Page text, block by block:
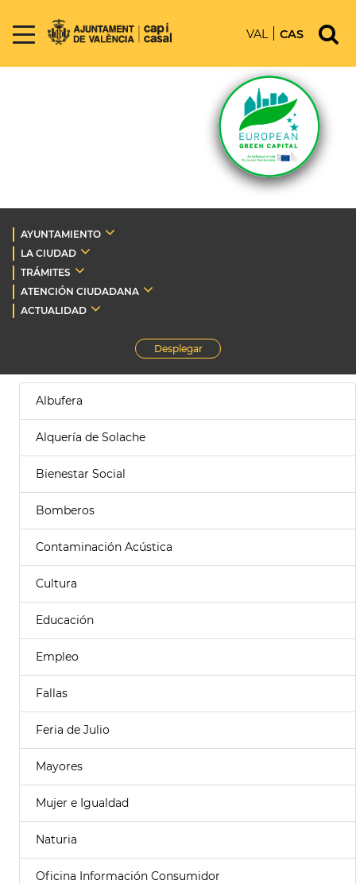
VAL CAS
AYUNTAMIENTO
LA CIUDAD
TRÁMITES
ATENCIÓN CIUDADANA
ACTUALIDAD
Desplegar
Albufera
Alquería de Solache
Bienestar Social
Bomberos
Contaminación Acústica
Cultura
Educación
Empleo
Fallas
Feria de Julio
Mayores
Mujer e Igualdad
Naturia
Oficina Información Consumidor